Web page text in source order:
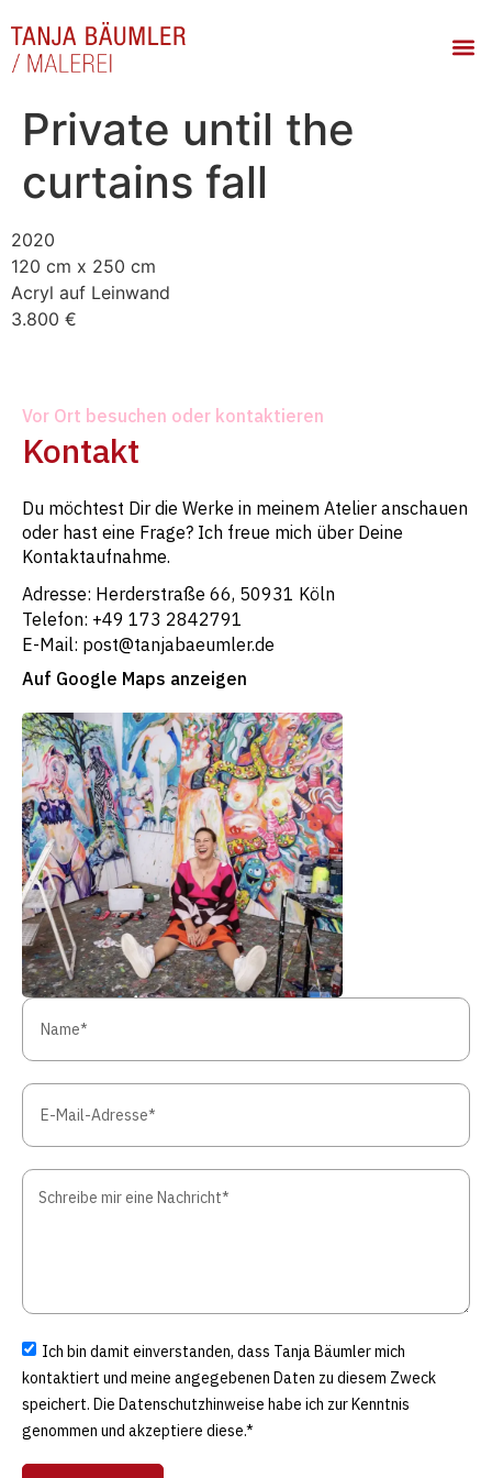
Private until the
curtains fall
2020
120 cm x 250 cm
Acryl auf Leinwand
3.800 €
Vor Ort besuchen oder kontaktieren
Kontakt
Du möchtest Dir die Werke in meinem Atelier anschauen
oder hast eine Frage? Ich freue mich über Deine
Kontaktaufnahme.
Adresse: Herderstraße 66, 50931 Köln
Telefon: +49 173 2842791
E-Mail: post@tanjabaeumler.de
Auf Google Maps anzeigen
Ich bin damit einverstanden, dass Tanja Bäumler mich
kontaktiert und meine angegebenen Daten zu diesem Zweck
speichert. Die Datenschutzhinweise habe ich zur Kenntnis
genommen und akzeptiere diese.*